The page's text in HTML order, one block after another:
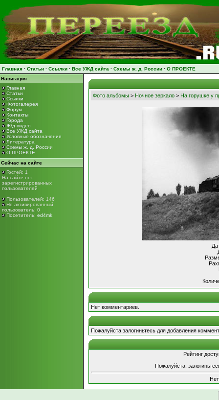
Главная · Статьи · Ссылки · Все УЖД сайта · Схемы ж. д. России · О ПРОЕКТЕ
Навигация
Главная
Статьи
Ссылки
Фотогалерея
Форум
Контакты
Города
Ж/д видео
Все УЖД сайта
Условные обозначения
Литература
Схемы ж. д. России
О ПРОЕКТЕ
Сейчас на сайте
Гостей: 1
На сайте нет
зарегистрированных
пользователей
Пользователей: 146
Не активированный
пользователь: 0
Посетитель: ed4mk
Фото альбомы > Ночное зеркало > На горушке у
Нет комментариев.
Пожалуйста залогиньтесь для добавления
Рейтинг
Пожалуйста,